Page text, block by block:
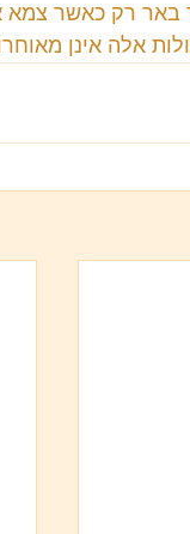
באר רק כאשר
אלה אינן